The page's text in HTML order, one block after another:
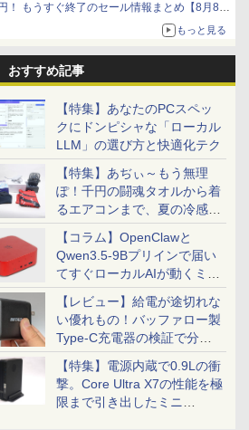
！ もうすぐ終了のセール情報まとめ【8月8日
ンテンドーeショップでは「大神 絶景版」が
もっと見る
おすすめ記事
【特集】あなたのPCスペッ
クにドンピシャな「ローカル
LLM」の選び方と快適化テク
【特集】あぢぃ～もう無理
ぽ！千円の闘魂タオルから着
るエアコンまで、夏の冷感グ
ッズ一挙紹介
【コラム】OpenClawと
Qwen3.5-9Bプリインで届い
てすぐローカルAIが動くミニ
PC「SER9 Pro」
【レビュー】給電が途切れな
い優れもの！バッファロー製
Type-C充電器の検証で分か
ったこと
【特集】電源内蔵で0.9Lの衝
撃。Core Ultra X7の性能を極
限まで引き出したミニ